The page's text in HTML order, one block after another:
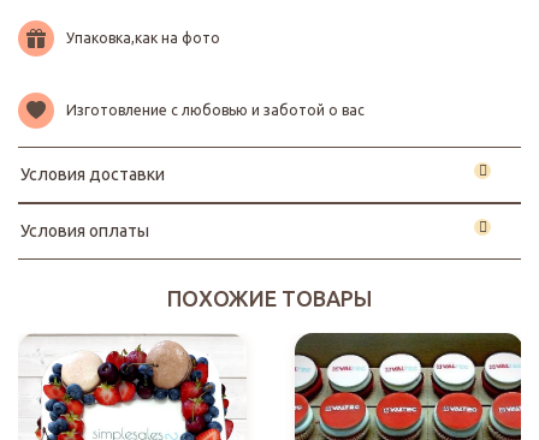
Упаковка,как на фото
Изготовление с любовью и заботой о вас
Условия доставки
Условия оплаты
ПОХОЖИЕ ТОВАРЫ